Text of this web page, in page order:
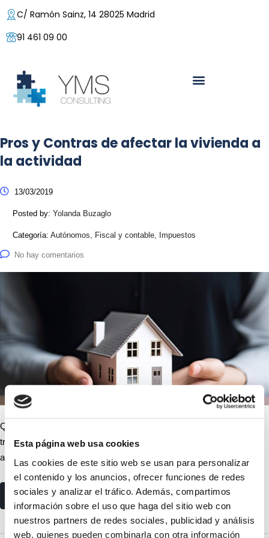
Esta página web usa cookies
Las cookies de este sitio web se usan para personalizar
el contenido y los anuncios, ofrecer funciones de redes
sociales y analizar el tráfico. Además, compartimos
información sobre el uso que haga del sitio web con
nuestros partners de redes sociales, publicidad y análisis
web, quienes pueden combinarla con otra información
C/ Ramón Sainz, 14 28025 Madrid
91 461 09 00
Pros y Contras de afectar la vivienda a
la actividad
13/03/2019
Posted by: Yolanda Buzaglo
Categoría: Autónomos, Fiscal y contable, Impuestos
No hay comentarios
Qué implicaciones tiene la Ley 6/2017 para los autónomos que
trabajaran en su domicilio, a la hora de afectar la vivienda a la
actividad.
read more